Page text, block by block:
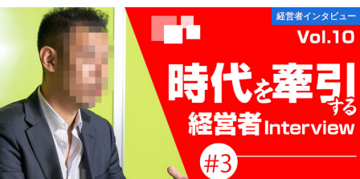
経営者インタビュー